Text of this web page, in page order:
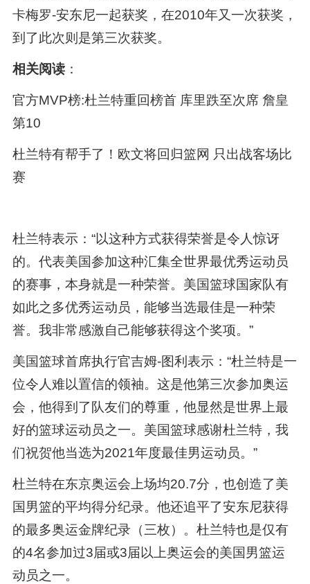
卡梅罗-安东尼一起获奖，在2010年又一次获奖，
到了此次则是第三次获奖。
相关阅读：
官方MVP榜:杜兰特重回榜首 库里跌至次席 詹皇
第10
杜兰特有帮手了！欧文将回归篮网 只出战客场比
赛
杜兰特表示：“以这种方式获得荣誉是令人惊讶
的。代表美国参加这种汇集全世界最优秀运动员
的赛事，本身就是一种荣誉。美国篮球国家队有
如此之多优秀运动员，能够当选最佳是一种荣
誉。我非常感激自己能够获得这个奖项。”
美国篮球首席执行官吉姆-图利表示：“杜兰特是一
位令人难以置信的领袖。这是他第三次参加奥运
会，他得到了队友们的尊重，他显然是世界上最
好的篮球运动员之一。美国篮球感谢杜兰特，我
们祝贺他当选为2021年度最佳男运动员。”
杜兰特在东京奥运会上场均20.7分，也创造了美
国男篮的平均得分纪录。他还追平了安东尼获得
的最多奥运金牌纪录（三枚）。杜兰特也是仅有
的4名参加过3届或3届以上奥运会的美国男篮运
动员之一。